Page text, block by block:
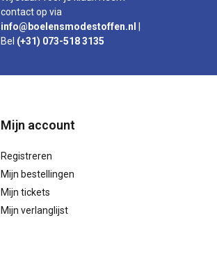
contact op via
info@boelensmodestoffen.nl
Bel (+31) 073-518 3135
Mijn account
Registreren
Mijn bestellingen
Mijn tickets
Mijn verlanglijst